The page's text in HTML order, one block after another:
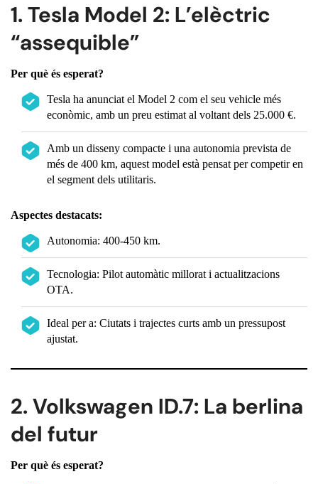
1. Tesla Model 2: L’elèctric
“assequible”
Per què és esperat?
Tesla ha anunciat el Model 2 com el seu vehicle més
econòmic, amb un preu estimat al voltant dels 25.000 €.
Amb un disseny compacte i una autonomia prevista de
més de 400 km, aquest model està pensat per competir en
el segment dels utilitaris.
Aspectes destacats:
Autonomia: 400-450 km.
Tecnologia: Pilot automàtic millorat i actualitzacions
OTA.
Ideal per a: Ciutats i trajectes curts amb un pressupost
ajustat.
2. Volkswagen ID.7: La berlina
del futur
Per què és esperat?